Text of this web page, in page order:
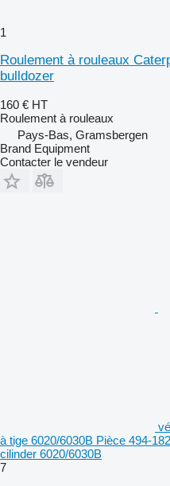
1
Roulement à rouleaux
bulldozer
160 € HT
Roulement à rouleaux
Pays-Bas, Gramsbergen
Brand Equipment
Contacter le vendeur
à tige 6020/6030B Pièce 494-
cilinder 6020/6030B
7